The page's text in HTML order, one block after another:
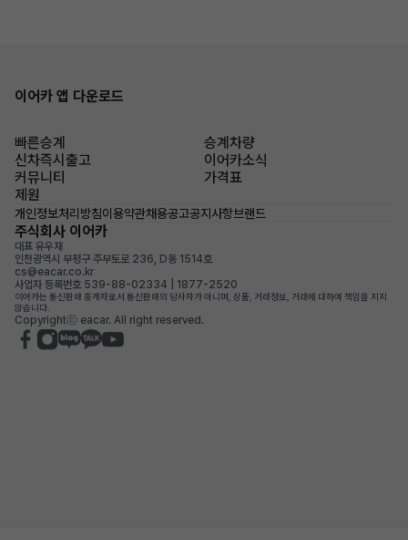
이어카 앱 다운로드
빠른승계
승계차량
신차즉시출고
이어카소식
커뮤니티
가격표
제원
개인정보처리방침이용약관채용공고공지사항브랜드
주식회사 이어카
대표 유우재
인천광역시 부평구 주부토로 236, D동 1514호
cs@eacar.co.kr
사업자 등록번호 539-88-02334 | 1877-2520
이어카는 통신판매 중개자로서 통신판매의 당사자가 아니며, 상품, 거래정보, 거래에 대하여 책임을 지지
않습니다.
Copyrightⓒ eacar. All right reserved.